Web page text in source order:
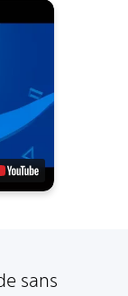
sans